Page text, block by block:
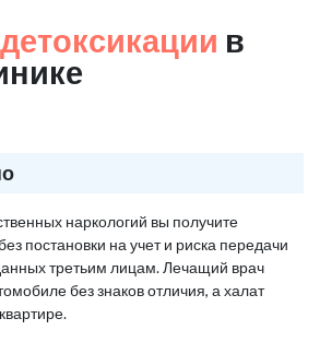
в
наркологий вы получите
постановки на учет и риска передачи
третьим лицам. Лечащий врач
без знаков отличия, а халат